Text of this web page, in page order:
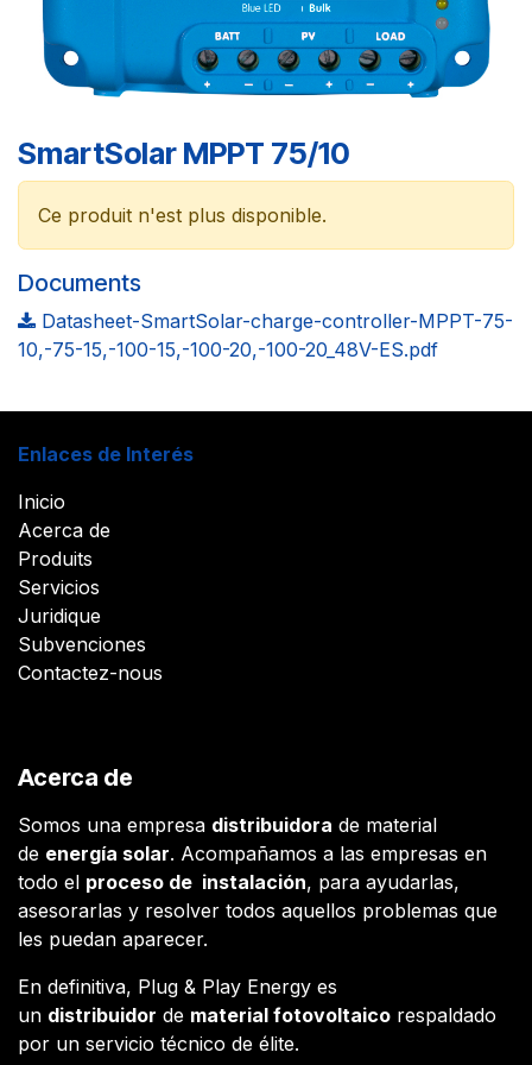
SmartSolar MPPT 75/10
Ce produit n'est plus disponible.
Documents
Datasheet-SmartSolar-charge-controller-MPPT-75-
10,-75-15,-100-15,-100-20,-100-20_48V-ES.pdf
Enlaces de Interés
Inicio
Acerca de
Produits
Servicios
Juridique
Subvenciones
Contactez-nous
Acerca de
Somos una empresa distribuidora de material
de energía solar. Acompañamos a las empresas en
todo el proceso de instalación, para ayudarlas,
asesorarlas y resolver todos aquellos problemas que
les puedan aparecer.
En definitiva, Plug & Play Energy es
un distribuidor de material fotovoltaico respaldado
por un servicio técnico de élite.